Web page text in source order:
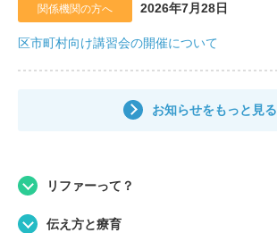
関係機関の方へ 2026年7月28日
区市町村向け講習会の開催について
お知らせをもっと見る
リファーって？
伝え方と療育